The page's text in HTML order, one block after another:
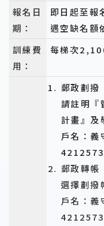
報名日
期：
即日起至報
遇空缺名額
訓練費
用：
每梯次
郵政劃撥
請註明『
計畫』及
戶名：義
郵政轉帳
選擇劃撥
戶名：義